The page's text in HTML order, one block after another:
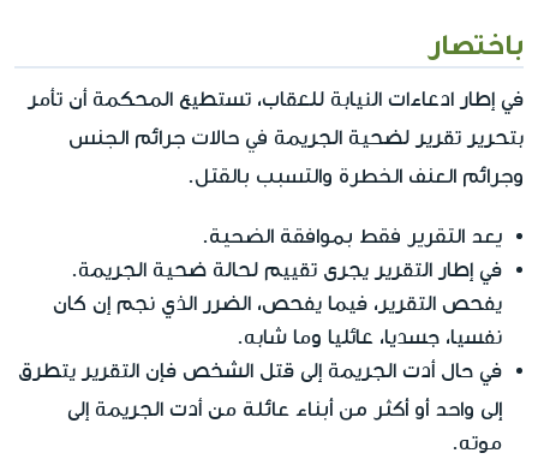
باختصار
في إطار ادعاءات النيابة للعقاب، تستطيع المحكمة أن تأمر
بتحرير تقرير لضحية الجريمة في حالات جرائم الجنس
وجرائم العنف الخطرة والتسبب بالقتل
.
يعد التقرير فقط بموافقة الضحية.
في إطار التقرير يجرى تقييم لحالة ضحية الجريمة.
يفحص التقرير، فيما يفحص، الضرر الذي نجم إن كان
نفسيا، جسديا، عائليا وما شابه.
في حال أدت الجريمة إلى قتل الشخص فإن التقرير يتطرق
إلى واحد أو أكثر من أبناء عائلة من أدت الجريمة إلى
موته.